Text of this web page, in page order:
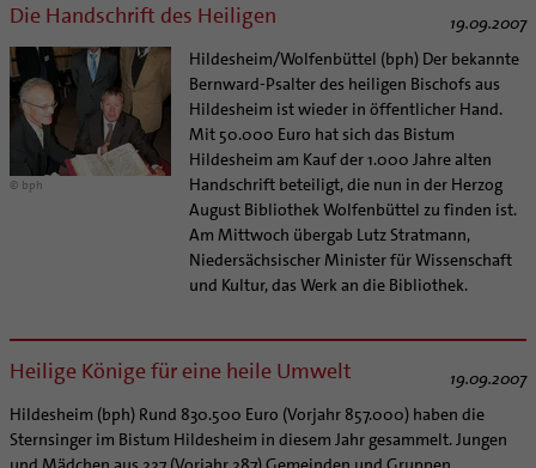
Die Handschrift des Heiligen 19.09.2007
© bph
Hildesheim/Wolfenbüttel (bph) Der bekannte
Bernward-Psalter des heiligen Bischofs aus
Hildesheim ist wieder in öffentlicher Hand.
Mit 50.000 Euro hat sich das Bistum
Hildesheim am Kauf der 1.000 Jahre alten
Handschrift beteiligt, die nun in der Herzog
August Bibliothek Wolfenbüttel zu finden ist.
Am Mittwoch übergab Lutz Stratmann,
Niedersächsischer Minister für Wissenschaft
und Kultur, das Werk an die Bibliothek.
Heilige Könige für eine heile Umwelt
19.09.2007
Hildesheim (bph) Rund 830.500 Euro (Vorjahr 857.000) haben die
Sternsinger im Bistum Hildesheim in diesem Jahr gesammelt. Jungen